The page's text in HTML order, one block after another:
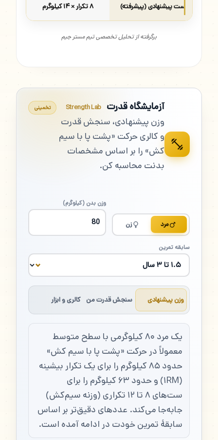
ست پیشنهادی (پیشرفته) ۸ تکرار × ۱۴ کیلوگرم
برگرفته از تحلیل تخصصی تیم مستر جیم
آزمایشگاه قدرت Strength Lab
وزن پیشنهادی، سنجش قدرت
و کالری حرکت «پشت پا با سیم
کش» را بر اساس مشخصات
بدنت محاسبه کن.
تخمینی
مرد زن
وزن بدن (کیلوگرم)
سابقه تمرین
وزن پیشنهادی سنجش قدرت من کالری و ابزار
یک مرد ۸۰ کیلوگرمی با سطح متوسط
معمولاً در حرکت «پشت پا با سیم کش»
حدود ۸۵ کیلوگرم را برای یک تکرار بیشینه
(۱RM) و حدود ۶۳ کیلوگرم را برای
ست‌های ۸ تا ۱۲ تکراری (وزنه سیم‌کش)
جابه‌جا می‌کند. عددهای دقیق‌تر بر اساس
سابقهٔ تمرین خودت در ادامه آمده است.